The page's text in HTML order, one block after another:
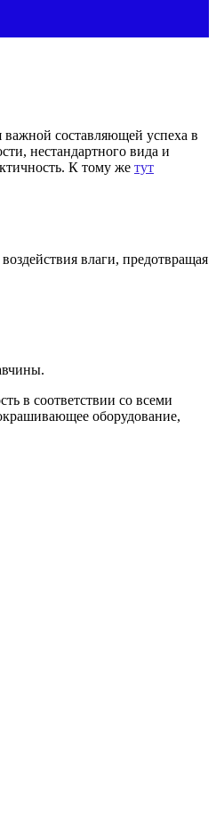
составляющей успеха в
нестандартного вида и
К тому же тут
влаги, предотвращая
в соответствии со всеми
оборудование,